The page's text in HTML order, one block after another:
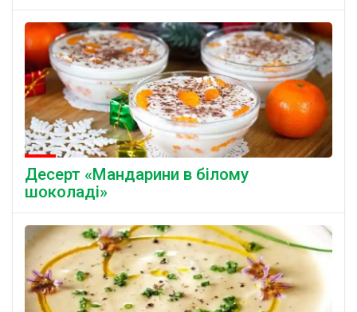
Десерт «Мандарини в білому
шоколаді»